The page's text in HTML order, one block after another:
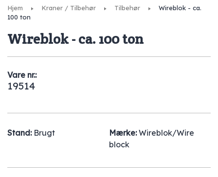
Hjem Kraner / Tilbehør Tilbehør
Wireblok - ca.
100 ton
Wireblok - ca. 100 ton
Vare nr.:
19514
Stand: Brugt Mærke:Wireblok/Wire
block